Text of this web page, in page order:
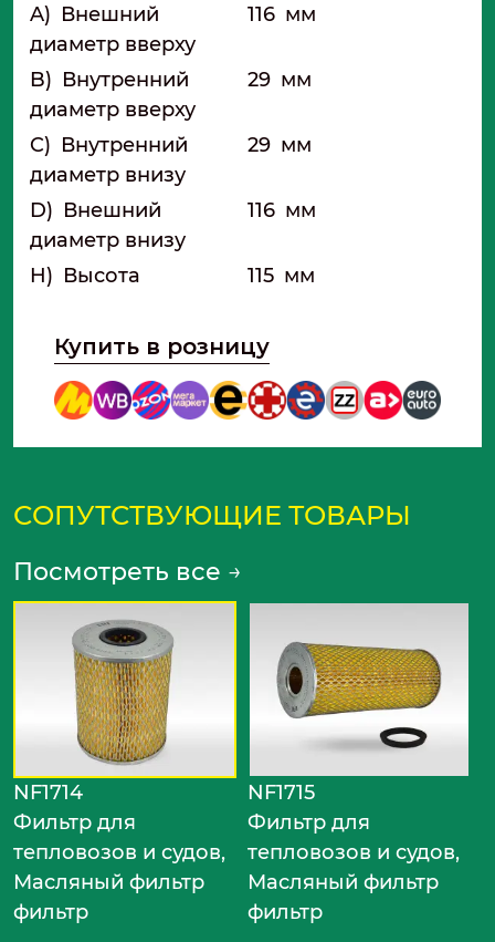
A) Внешний
диаметр вверху
116 мм
B) Внутренний
диаметр вверху
29 мм
C) Внутренний
диаметр внизу
29 мм
D) Внешний
диаметр внизу
116 мм
H) Высота 115 мм
Купить в розницу
СОПУТСТВУЮЩИЕ ТОВАРЫ
Посмотреть все →
NF1714
Фильтр для
тепловозов и судов,
Масляный фильтр
фильтр
NF1715
Фильтр для
тепловозов и судов,
Масляный фильтр
фильтр